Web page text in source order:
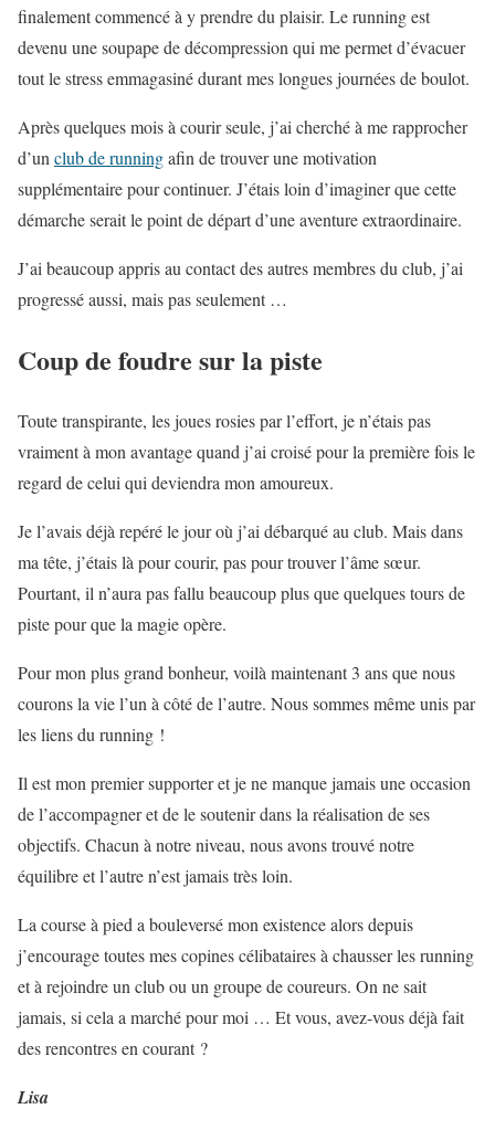
finalement commencé à y prendre du plaisir. Le running est
devenu une soupape de décompression qui me permet d’évacuer
tout le stress emmagasiné durant mes longues journées de boulot.
Après quelques mois à courir seule, j’ai cherché à me rapprocher
d’un club de runningafin de trouver une motivation
supplémentaire pour continuer. J’étais loin d’imaginer que cette
démarche serait le point de départ d’une aventure extraordinaire.
J’ai beaucoup appris au contact des autres membres du club, j’ai
progressé aussi, mais pas seulement …
Coup de foudre sur la piste
Toute transpirante, les joues rosies par l’effort, je n’étais pas
vraiment à mon avantage quand j’ai croisé pour la première fois le
regard de celui qui deviendra mon amoureux.
Je l’avais déjà repéré le jour où j’ai débarqué au club. Mais dans
ma tête, j’étais là pour courir, pas pour trouver l’âme sœur.
Pourtant, il n’aura pas fallu beaucoup plus que quelques tours de
piste pour que la magie opère.
Pour mon plus grand bonheur, voilà maintenant 3 ans que nous
courons la vie l’un à côté de l’autre. Nous sommes même unis par
les liens du running !
Il est mon premier supporter et je ne manque jamais une occasion
de l’accompagner et de le soutenir dans la réalisation de ses
objectifs. Chacun à notre niveau, nous avons trouvé notre
équilibre et l’autre n’est jamais très loin.
La course à pied a bouleversé mon existence alors depuis
j’encourage toutes mes copines célibataires à chausser les running
et à rejoindre un club ou un groupe de coureurs. On ne sait
jamais, si cela a marché pour moi … Et vous, avez-vous déjà fait
des rencontres en courant ?
Lisa